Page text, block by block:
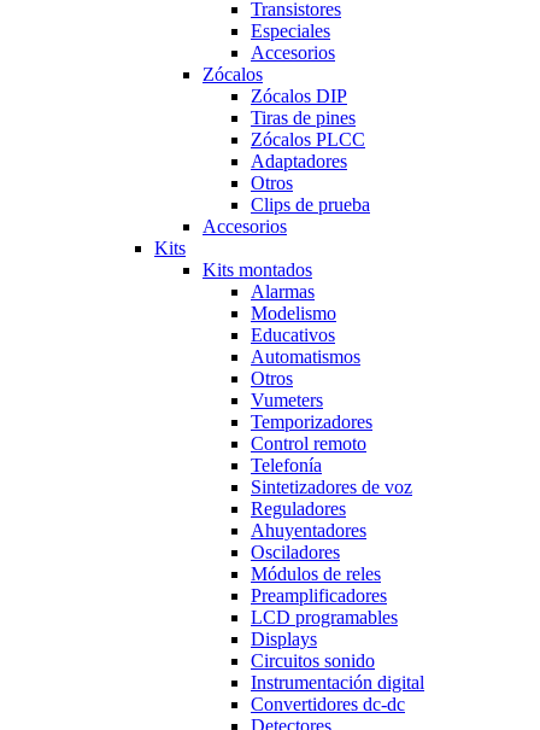
Transistores
Especiales
Accesorios
Zócalos
Zócalos DIP
Tiras de pines
Zócalos PLCC
Adaptadores
Otros
Clips de prueba
Accesorios
Kits
Kits montados
Alarmas
Modelismo
Educativos
Automatismos
Otros
Vumeters
Temporizadores
Control remoto
Telefonía
Sintetizadores de voz
Reguladores
Ahuyentadores
Osciladores
Módulos de reles
Preamplificadores
LCD programables
Displays
Circuitos sonido
Instrumentación digital
Convertidores dc-dc
Detectores